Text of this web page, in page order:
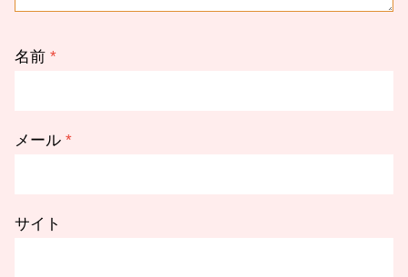
名前 *
メール *
サイト